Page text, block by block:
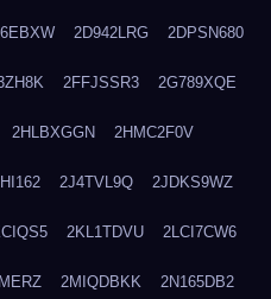
2D942LRG 2DPSN680
2FFJSSR3 2G789XQE
2HLBXGGN 2HMC2F0V
2J4TVL9Q 2JDKS9WZ
2KL1TDVU 2LCI7CW6
2MIQDBKK 2N165DB2